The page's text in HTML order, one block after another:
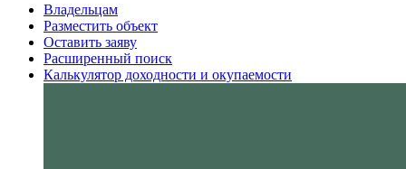
Владельцам
Разместить объект
Оставить заяву
Расширенный поиск
Калькулятор доходности и окупаемости